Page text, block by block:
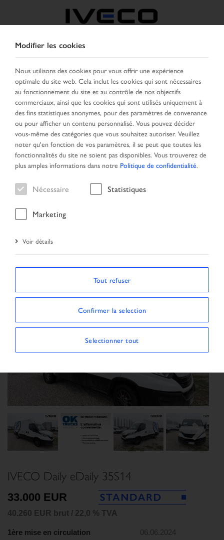
FRANCE
SELECTIONNER UN PAYS CHANGER DE LANGUE
Toggle
navigation
MENU
Véhicule
Page d'accueil
Next
IVECO Daily eDaily 35S14
33.000 EUR
40.260 EUR brut / 22,0 % TVA
1ère mise en circulation
06.06.2024
Modifier les cookies
Nous utilisons des cookies pour vous offrir une expérience
optimale du site web. Cela inclut les cookies qui sont nécessaires
au fonctionnement du site et au contrôle de nos objectifs
commerciaux, ainsi que les cookies qui sont utilisés uniquement à
des fins statistiques anonymes, pour des paramètres de convenance
ou pour afficher un contenu personnalisé. Vous pouvez décider
vous-même des catégories que vous souhaitez autoriser. Veuillez
noter qu'en fonction de vos paramètres, il se peut que toutes les
fonctionnalités du site ne soient pas disponibles. Vous trouverez de
plus amples informations dans notre Politique de confidentialité.
Nécessaire Statistiques
Marketing
Voir détails
Tout refuser
Confirmer la selection
Selectionner tout